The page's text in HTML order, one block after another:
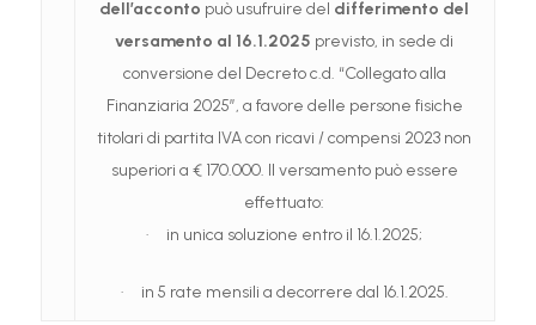
dell’acconto può usufruire del differimento del
versamento al 16.1.2025 previsto, in sede di
conversione del Decreto c.d. “Collegato alla
Finanziaria 2025”, a favore delle persone fisiche
titolari di partita IVA con ricavi / compensi 2023 non
superiori a € 170.000. Il versamento può essere
effettuato:
· in unica soluzione entro il 16.1.2025;
· in 5 rate mensili a decorrere dal 16.1.2025.